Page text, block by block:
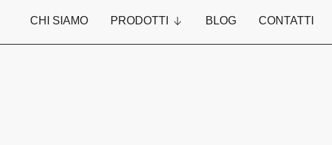
CHI SIAMO PRODOTTI BLOG CONTATTI